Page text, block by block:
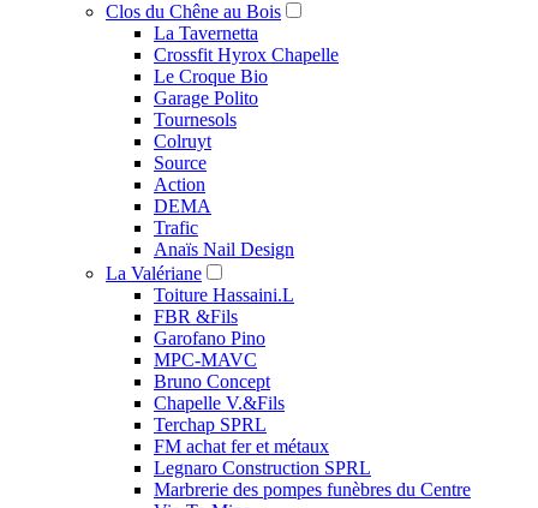
Clos du Chêne au Bois
La Tavernetta
Crossfit Hyrox Chapelle
Le Croque Bio
Garage Polito
Tournesols
Colruyt
Source
Action
DEMA
Trafic
Anaïs Nail Design
La Valériane
Toiture Hassaini.L
FBR &Fils
Garofano Pino
MPC-MAVC
Bruno Concept
Chapelle V.&Fils
Terchap SPRL
FM achat fer et métaux
Legnaro Construction SPRL
Marbrerie des pompes funèbres du Centre